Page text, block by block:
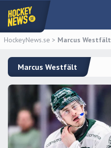
HockeyNews.se > Marcus Westfält
Marcus Westfält